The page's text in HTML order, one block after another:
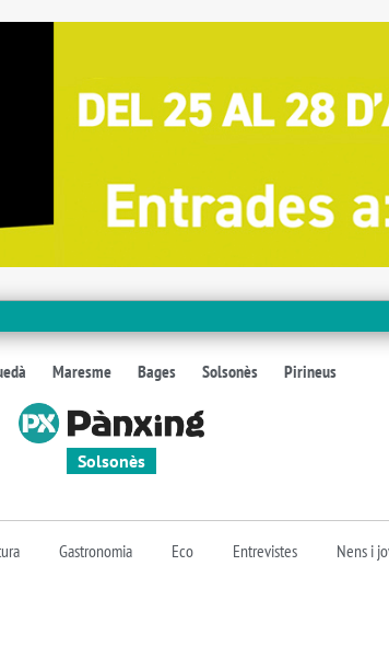
Maresme Bages Solsonès Pirineus
Solsonès
Gastronomia Eco Entrevistes Nens i